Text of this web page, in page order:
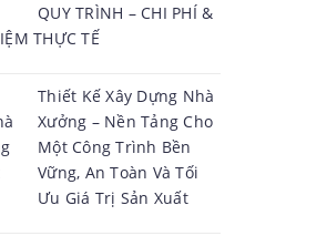
QUY TRÌNH – CHI PHÍ &
THỰC TẾ
Thiết Kế Xây Dựng Nhà
Xưởng – Nền Tảng Cho
Một Công Trình Bền
Vững, An Toàn Và Tối
Ưu Giá Trị Sản Xuất